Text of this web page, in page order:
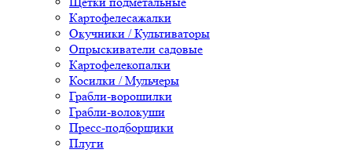
Картофелесажалки
Окучники / Культиваторы
Опрыскиватели садовые
Картофелекопалки
Косилки / Мульчеры
Грабли-ворошилки
Грабли-волокуши
Пресс-подборщики
Плуги